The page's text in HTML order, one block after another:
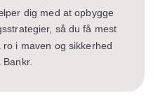
dig med at opbygge
så du få mest
i maven og sikkerhed